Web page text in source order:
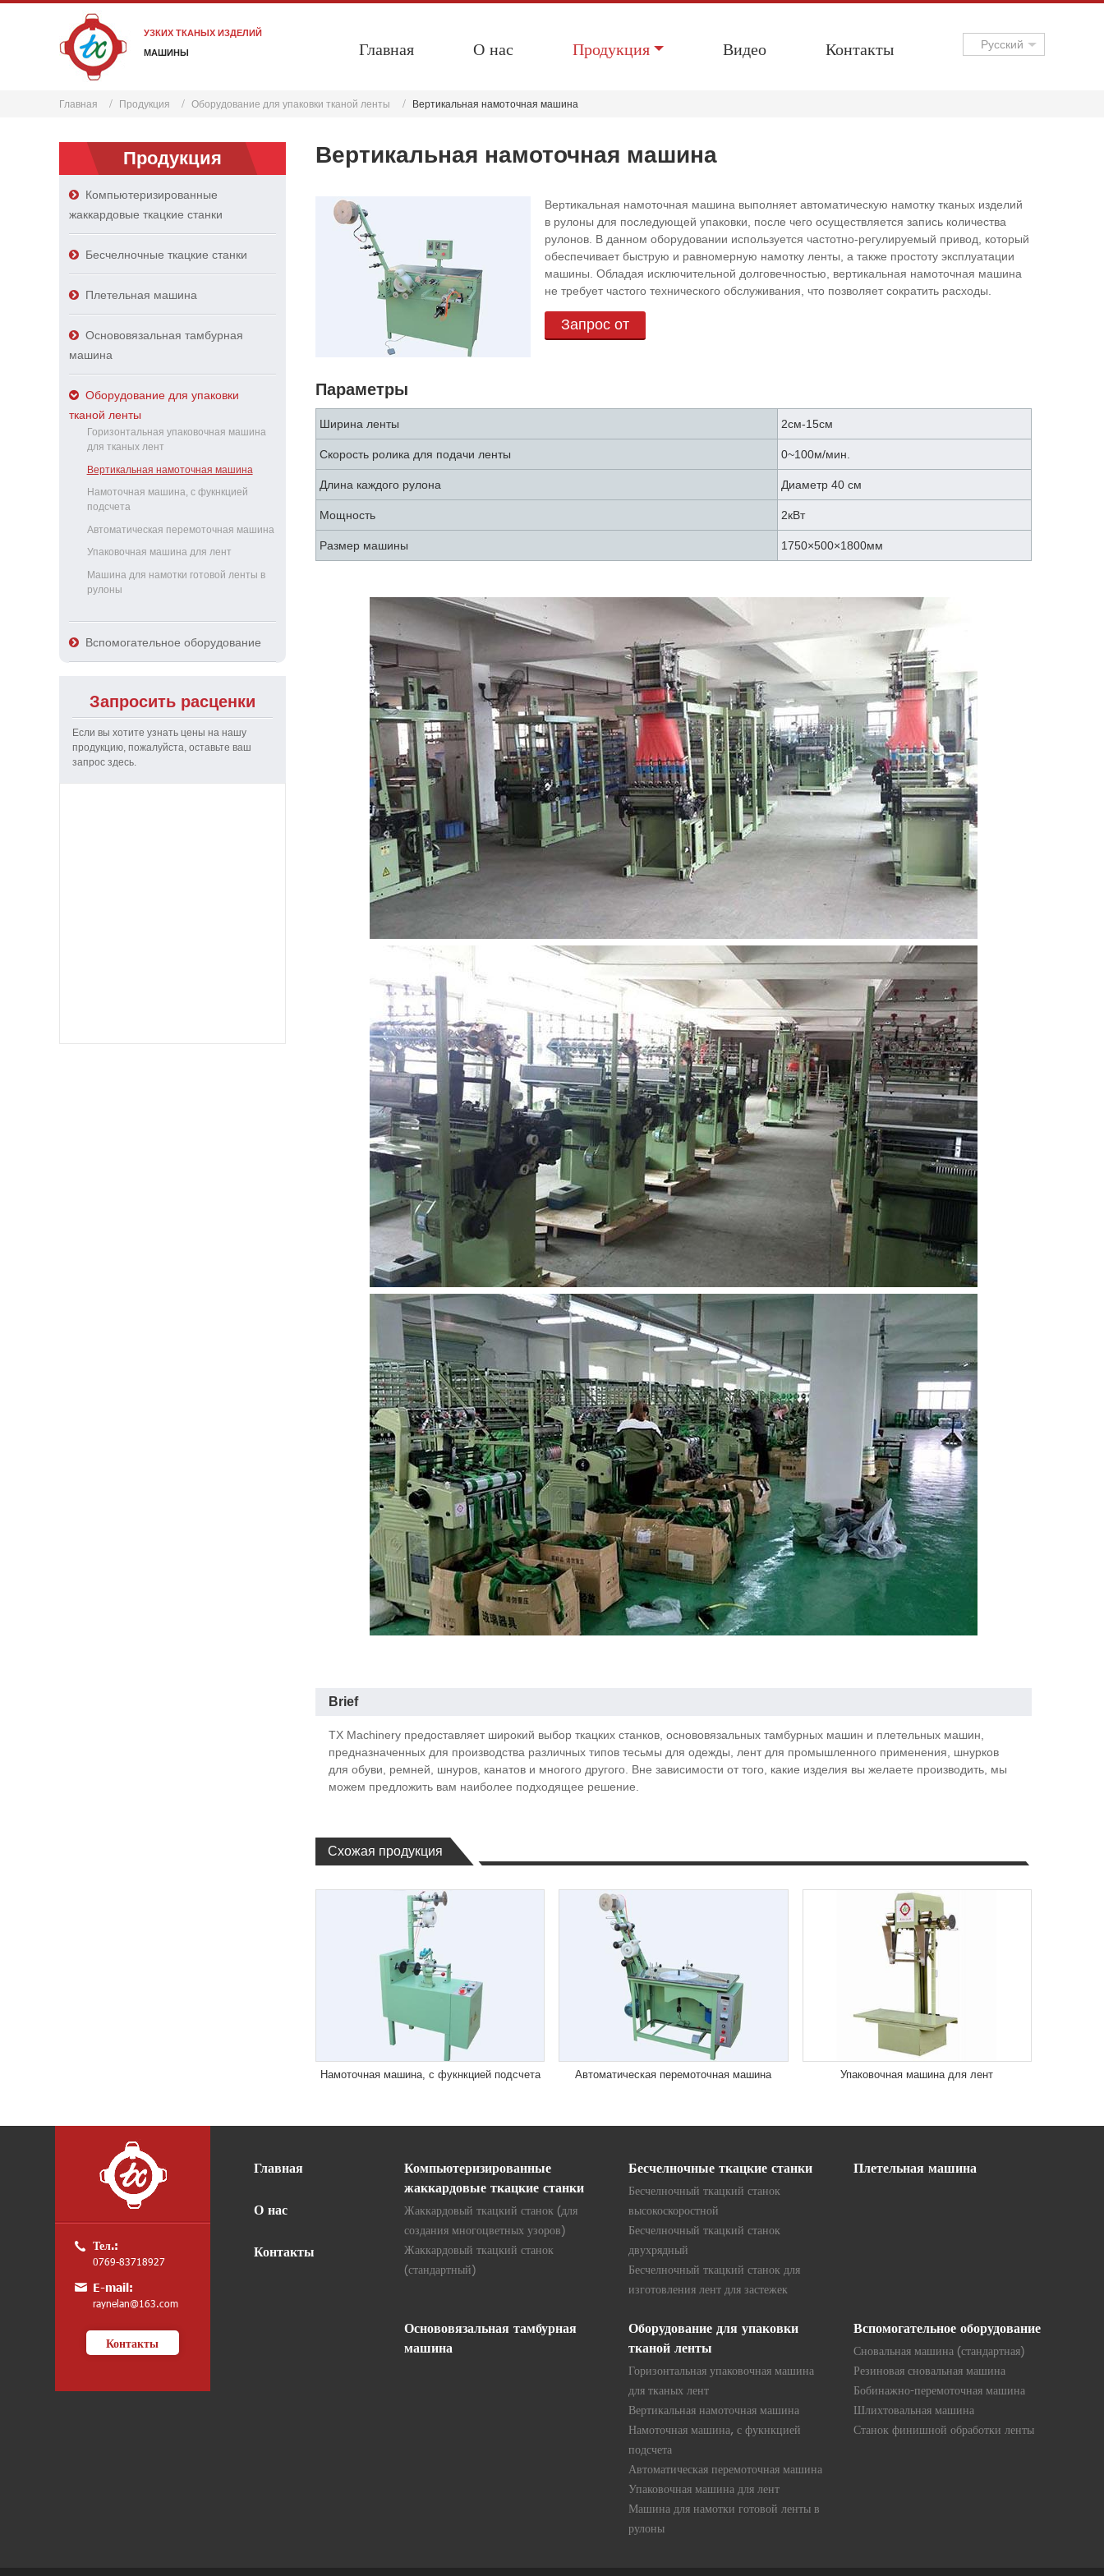
УЗКИХ ТКАНЫХ ИЗДЕЛИЙ
МАШИНЫ
Русский
Главная О нас Продукция Видео Контакты
Главная Продукция Оборудование для упаковки тканой ленты Вертикальная намоточная машина
Вертикальная намоточная машина
Вертикальная намоточная машина выполняет автоматическую намотку тканых изделий
в рулоны для последующей упаковки, после чего осуществляется запись количества
рулонов. В данном оборудовании используется частотно-регулируемый привод, который
обеспечивает быструю и равномерную намотку ленты, а также простоту эксплуатации
машины. Обладая исключительной долговечностью, вертикальная намоточная машина
не требует частого технического обслуживания, что позволяет сократить расходы.
Запрос от
Параметры
Ширина ленты 2см-15см
Скорость ролика для подачи ленты 0~100м/мин.
Длина каждого рулона Диаметр 40 см
Мощность 2кВт
Размер машины 1750×500×1800мм
Brief
TX Machinery предоставляет широкий выбор ткацких станков, основовязальных тамбурных машин и плетельных машин,
предназначенных для производства различных типов тесьмы для одежды, лент для промышленного применения, шнурков
для обуви, ремней, шнуров, канатов и многого другого. Вне зависимости от того, какие изделия вы желаете производить, мы
можем предложить вам наиболее подходящее решение.
Схожая продукция
Намоточная машина, с фукнкцией подсчета Автоматическая перемоточная машина Упаковочная машина для лент
Продукция
Компьютеризированные
жаккардовые ткацкие станки
Бесчелночные ткацкие станки
Плетельная машина
Основовязальная тамбурная
машина
Оборудование для упаковки
тканой ленты
Горизонтальная упаковочная машина
для тканых лент
Вертикальная намоточная машина
Намоточная машина, с фукнкцией
подсчета
Автоматическая перемоточная машина
Упаковочная машина для лент
Машина для намотки готовой ленты в
рулоны
Вспомогательное оборудование
Запросить расценки
Если вы хотите узнать цены на нашу
продукцию, пожалуйста, оставьте ваш
запрос здесь.
Тел.:
0769-83718927
E-mail:
raynelan@163.com
Контакты
Главная
О нас
Контакты
Компьютеризированные
жаккардовые ткацкие станки
Жаккардовый ткацкий станок (для
создания многоцветных узоров)
Жаккардовый ткацкий станок
(стандартный)
Бесчелночные ткацкие станки
Бесчелночный ткацкий станок
высокоскоростной
Бесчелночный ткацкий станок
двухрядный
Бесчелночный ткацкий станок для
изготовления лент для застежек
Плетельная машина
Основовязальная тамбурная
машина
Оборудование для упаковки
тканой ленты
Горизонтальная упаковочная машина
для тканых лент
Вертикальная намоточная машина
Намоточная машина, с фукнкцией
подсчета
Автоматическая перемоточная машина
Упаковочная машина для лент
Машина для намотки готовой ленты в
рулоны
Вспомогательное оборудование
Сновальная машина (стандартная)
Резиновая сновальная машина
Бобинажно-перемоточная машина
Шлихтовальная машина
Станок финишной обработки ленты